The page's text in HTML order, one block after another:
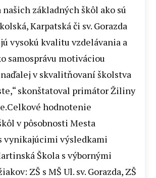
základných škôl ako sú
Karpatská či sv. Gorazda
vysokú kvalitu vzdelávania a
samosprávu motiváciou
v skvalitňovaní školstva
skonštatoval primátor Žiliny
hodnotenie
v pôsobnosti Mesta
vynikajúcimi výsledkami
Škola s výbornými
ZŠ s MŠ Ul. sv. Gorazda, ZŠ